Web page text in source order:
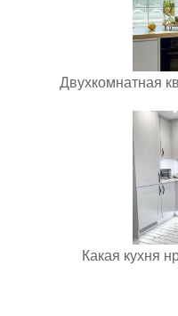
Двухкомнатная
Какая кухня